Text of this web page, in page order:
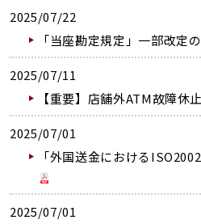
2025/07/22
「当座勘定規定」一部改定
2025/07/11
【重要】店舗外ATM故障休
2025/07/01
「外国送金における
2025/07/01